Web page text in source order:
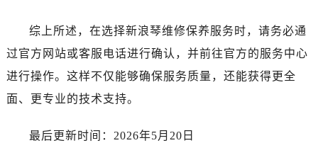
湖南省永州市冷水滩区永州大道与中兴路交叉口浪琴售后服务中心（需提前预约）
湖南省长沙市芙蓉区建湘路393号世茂环球金融中心写字楼10层1013室浪琴售后服务中心（需提前预约）
综上所述，在选择新浪琴维修保养服务时，请务必通
过官方网站或客服电话进行确认，并前往官方的服务中心
进行操作。这样不仅能够确保服务质量，还能获得更全
面、更专业的技术支持。
最后更新时间：2026年5月20日